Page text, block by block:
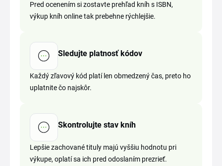
Pred ocenením si zostavte prehľad kníh s ISBN,
výkup kníh online tak prebehne rýchlejšie.
Sledujte platnosť kódov
Každý zľavový kód platí len obmedzený čas, preto ho
uplatnite čo najskôr.
Skontrolujte stav kníh
Lepšie zachované tituly majú vyššiu hodnotu pri
výkupe, oplatí sa ich pred odoslaním prezrieť.